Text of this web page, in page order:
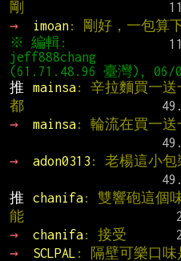
剛
→
imoan: 剛好，一包算
※ 編輯:
jeff888chang
推
mainsa: 辛拉麵買一送
都
→
mainsa: 輪流在買一送
→
adon0313 : 老楊這小包
推
chanifa: 雙響砲這個
能
→
chanifa: 接受
→
SCLPAL : 隔壁可樂口味